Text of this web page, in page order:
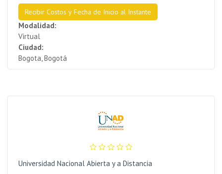
Recibir Costos y Fecha de Inicio al Instante
Modalidad:
Virtual
Ciudad:
Bogota, Bogotá
Universidad Nacional Abierta y a Distancia